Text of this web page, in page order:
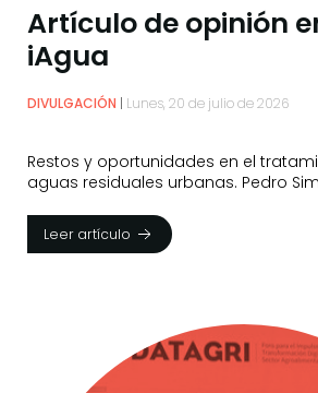
Artículo de opinión
iAgua
DIVULGACIÓN Lunes, 20 de julio de 2026
Restos y oportunidades en el
aguas residuales urbanas. Pedro
Leer artículo